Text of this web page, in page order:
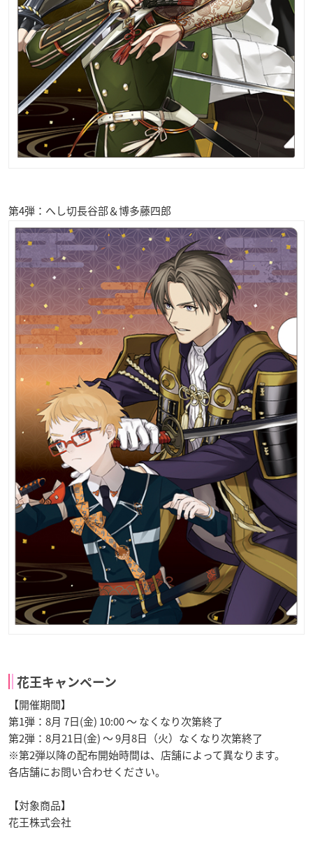
第4弾：へし切長谷部＆博多藤四郎
花王キャンペーン
【開催期間】
第1弾：8月 7日(金) 10:00 ～ なくなり次第終了
第2弾：8月21日(金) ～ 9月8日（火）なくなり次第終了
※第2弾以降の配布開始時間は、店舗によって異なります。
各店舗にお問い合わせください。
【対象商品】
花王株式会社